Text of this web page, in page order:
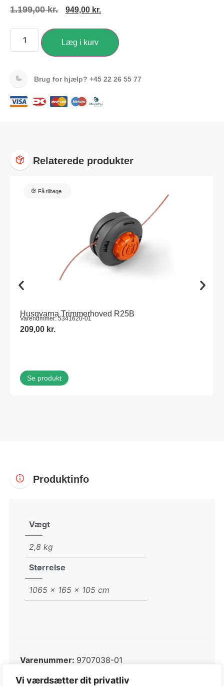
Vi værdsætter dit privatliv
1.199,00kr. 949,00 kr.
Læg i kurv
Brug for hjælp? +45 22 26 55 77
Relaterede produkter
Få tilbage
Husqvarna Trimmerhoved R25B
Varenummer: 5341620-01
209,00 kr.
Se produkt
Produktinfo
Vægt
2,8 kg
Størrelse
1065 × 165 × 105 cm
Varenummer: 9707038-01
Kategori:
Trimmer og buskrydder tilbehør